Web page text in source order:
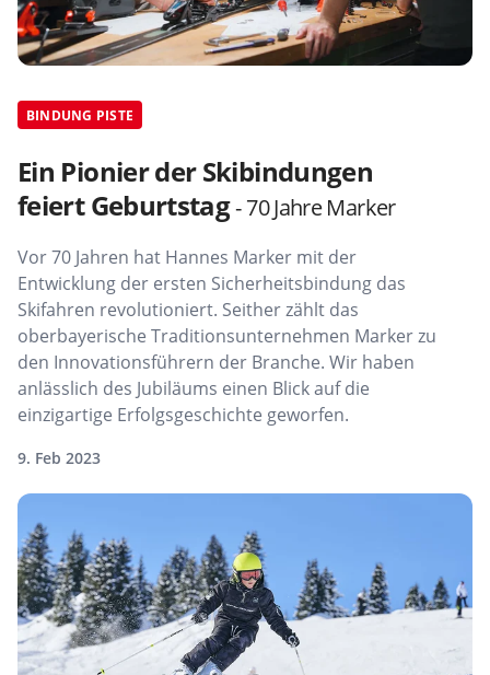
BINDUNG PISTE
Ein Pionier der Skibindungen
feiert Geburtstag- 70 Jahre Marker
Vor 70 Jahren hat Hannes Marker mit der
Entwicklung der ersten Sicherheitsbindung das
Skifahren revolutioniert. Seither zählt das
oberbayerische Traditionsunternehmen Marker zu
den Innovationsführern der Branche. Wir haben
anlässlich des Jubiläums einen Blick auf die
einzigartige Erfolgsgeschichte geworfen.
9. Feb 2023